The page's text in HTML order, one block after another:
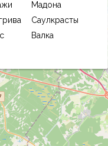
Мадона
Саулкрасты
Валка